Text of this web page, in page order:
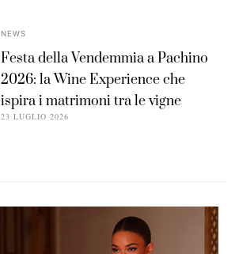
NEWS
Festa della Vendemmia a Pachino
2026: la Wine Experience che
ispira i matrimoni tra le vigne
23 LUGLIO 2026